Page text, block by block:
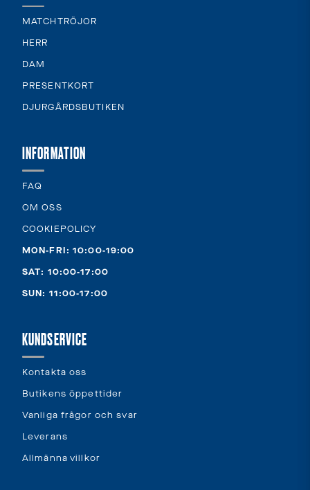
MATCHTRÖJOR
HERR
DAM
PRESENTKORT
DJURGÅRDSBUTIKEN
INFORMATION
FAQ
OM OSS
COOKIEPOLICY
MON-FRI: 10:00-19:00
SAT: 10:00-17:00
SUN: 11:00-17:00
KUNDSERVICE
Kontakta oss
Butikens öppettider
Vanliga frågor och svar
Leverans
Allmänna villkor